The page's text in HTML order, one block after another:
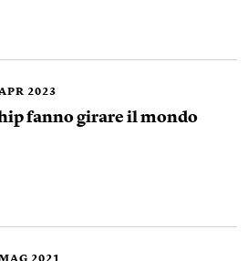
2023
fanno girare il mondo